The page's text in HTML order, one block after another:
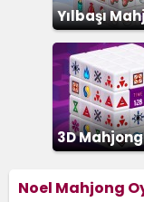
Yılbaşı
3D
Noel Mahjong